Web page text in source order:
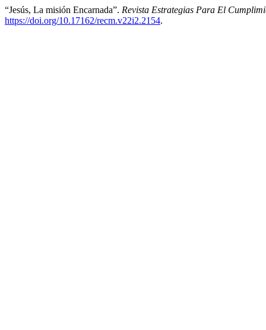
“Jesús, La misión Encarnada”. Revista Estrategias Para El
https://doi.org/10.17162/recm.v22i2.2154.